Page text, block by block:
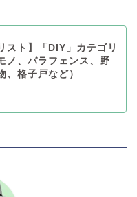
スト】「DIY」カテゴリ
ノ、バラフェンス、野
、格子戸など）